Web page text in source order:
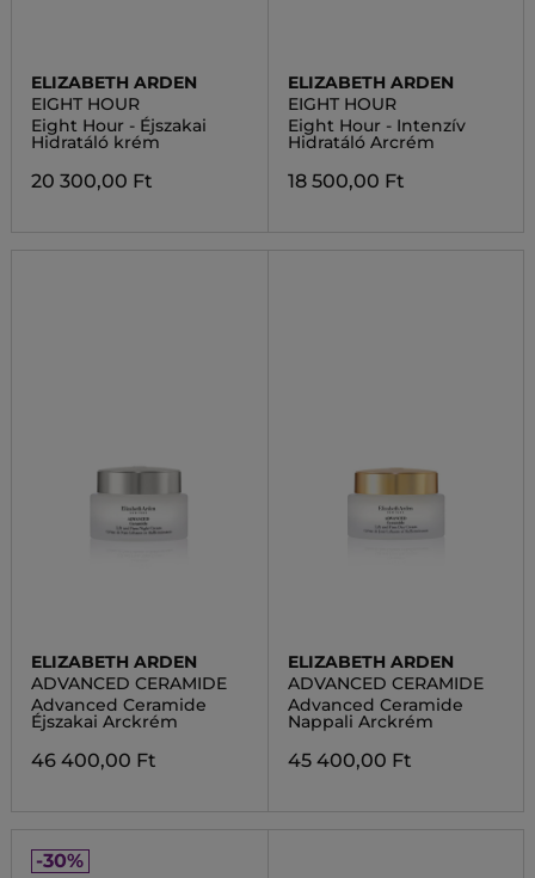
ELIZABETH ARDEN
EIGHT HOUR
Eight Hour - Éjszakai
Hidratáló krém
20 300,00 Ft
ELIZABETH ARDEN
EIGHT HOUR
Eight Hour - Intenzív
Hidratáló Arcrém
18 500,00 Ft
ELIZABETH ARDEN
ADVANCED CERAMIDE
Advanced Ceramide
Éjszakai Arckrém
46 400,00 Ft
ELIZABETH ARDEN
ADVANCED CERAMIDE
Advanced Ceramide
Nappali Arckrém
45 400,00 Ft
-30%